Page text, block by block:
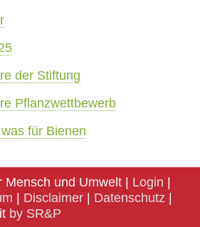
der Stiftung
Pflanzwettbewerb
für Bienen
und Umwelt | Login |
| Disclaimer | Datenschutz |
by SR&P